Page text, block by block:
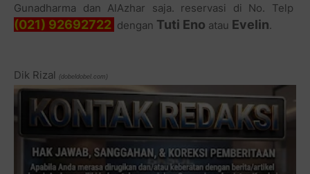
Gunadharma dan AlAzhar saja. reservasi di No. Telp
(021) 92692722 dengan Tuti Eno atau Evelin.
Dik Rizal (dobeldobel.com)